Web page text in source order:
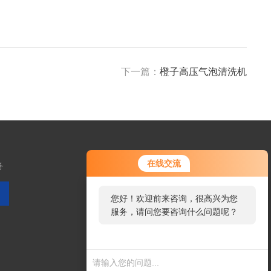
在线交流
您好！欢迎前来咨询，很高兴为您
服务，请问您要咨询什么问题呢？
下一篇： 橙子高压气泡清洗机
扫码加微信